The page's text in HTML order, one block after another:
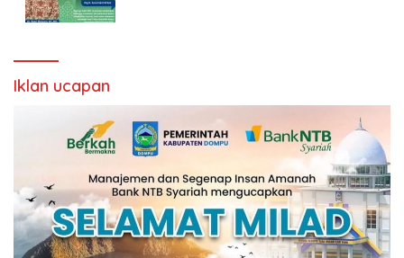
Iklan ucapan